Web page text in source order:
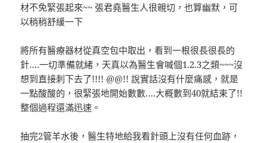
材不免緊張起來~~ 張君堯醫生人很親切，也算幽默，可
以稍稍舒緩一下
將所有醫療器材從真空包中取出，看到一根很長很長的
針….一切準備就緒，天真以為醫生會喊個1.2.3之類~~~沒
想到直接刺下去了!!!! @@!! 說實話沒有什麼痛感，就是
一點酸酸的，很緊張地開始數數….大概數到40就結束了!!
整個過程還滿迅速。
抽完2管羊水後，醫生特地給我看針頭上沒有任何血跡，